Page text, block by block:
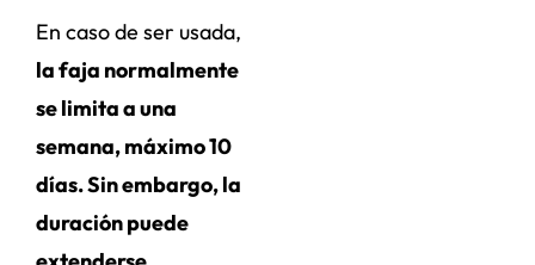
En caso de ser usada,
la faja normalmente
se limita a una
semana, máximo 10
días. Sin embargo, la
duración puede